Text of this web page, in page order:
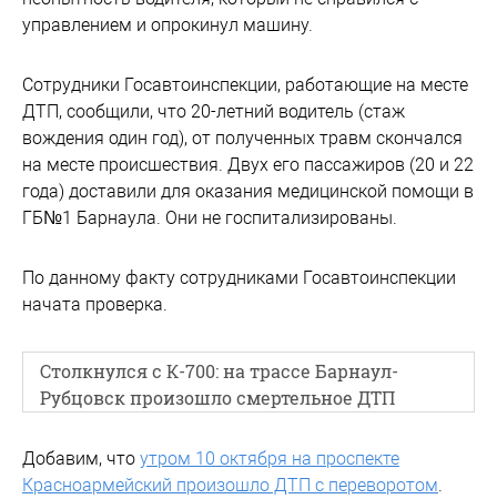
управлением и опрокинул машину.
Сотрудники Госавтоинспекции, работающие на месте
ДТП, сообщили, что 20-летний водитель (стаж
вождения один год), от полученных травм скончался
на месте происшествия. Двух его пассажиров (20 и 22
года) доставили для оказания медицинской помощи в
ГБ№1 Барнаула. Они не госпитализированы.
По данному факту сотрудниками Госавтоинспекции
начата проверка.
Столкнулся с К-700: на трассе Барнаул-
Рубцовск произошло смертельное ДТП
Добавим, что утром 10 октября на проспекте
Красноармейский произошло ДТП с переворотом